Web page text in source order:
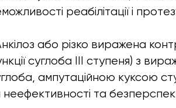
реабілітації і
або різко виражена
суглоба III ступеня) з
ампутаційною куксою
неефективності та